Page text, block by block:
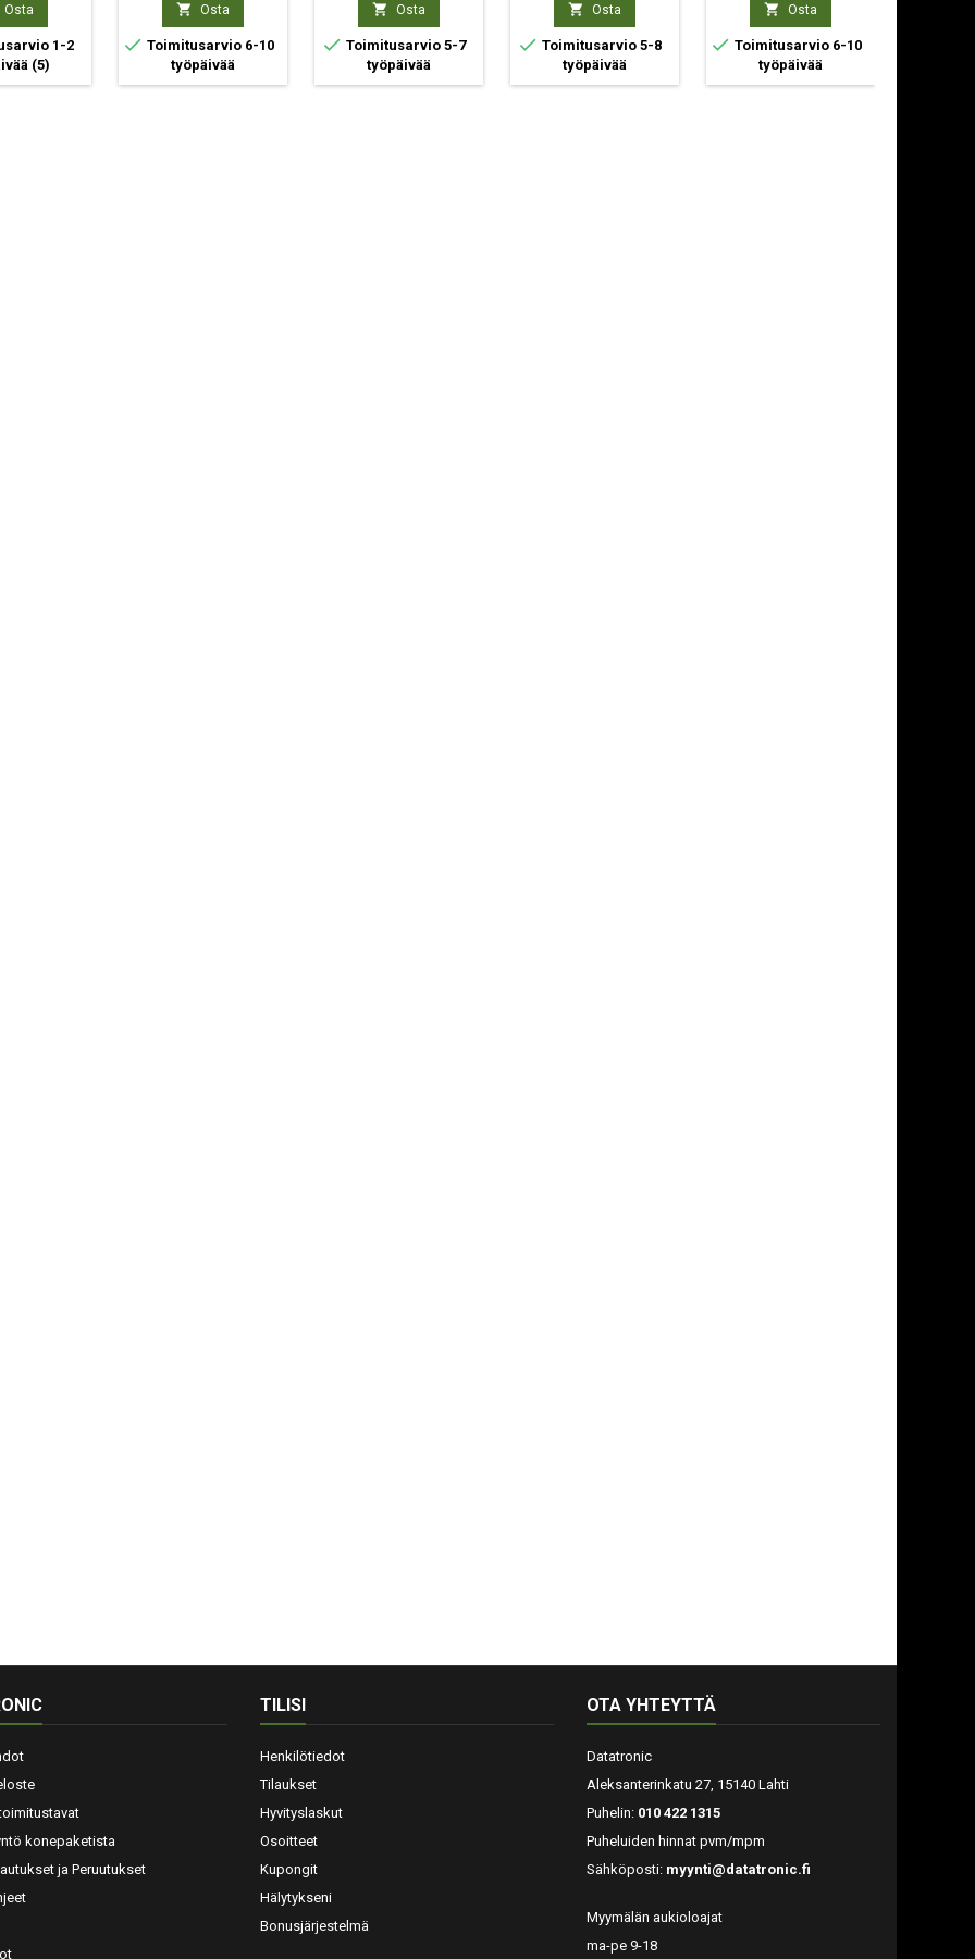
Osta
1-2
(5)
 Osta
 Toimitusarvio 6-10
työpäivää
 Osta
 Toimitusarvio 5-7
työpäivää
 Osta
 Toimitusarvio 5-8
työpäivää
 Osta
 Toimitusarvio 6-10
työpäivää
konepaketista
ja Peruutukset
TILISI
Henkilötiedot
Tilaukset
Hyvityslaskut
Osoitteet
Kupongit
Hälytykseni
Bonusjärjestelmä
OTA YHTEYTTÄ
Datatronic
Aleksanterinkatu 27, 15140 Lahti
Puhelin: 010 422 1315
Puheluiden hinnat pvm/mpm
Sähköposti: myynti@datatronic.fi
Myymälän aukioloajat
ma-pe 9-18